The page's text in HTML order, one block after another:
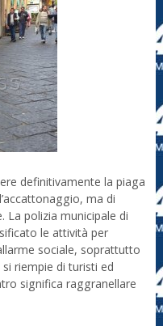
definitivamente la piaga
ma di
La polizia municipale di
le attività per
sociale, soprattutto
riempie di turisti ed
significa raggranellare